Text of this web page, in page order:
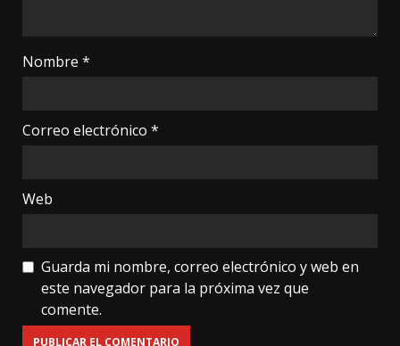
Nombre *
Correo electrónico *
Web
Guarda mi nombre, correo electrónico y web en
este navegador para la próxima vez que
comente.